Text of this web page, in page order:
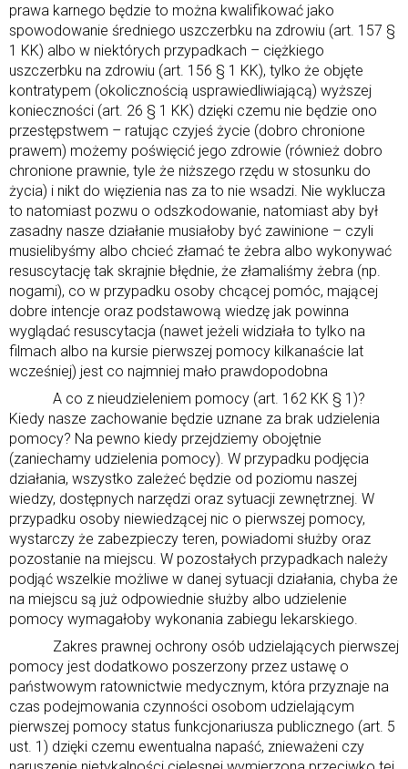
prawa karnego będzie to można kwalifikować jako
spowodowanie średniego uszczerbku na zdrowiu (art. 157 §
1 KK) albo w niektórych przypadkach – ciężkiego
uszczerbku na zdrowiu (art. 156 § 1 KK), tylko że objęte
kontratypem (okolicznością usprawiedliwiającą) wyższej
konieczności (art. 26 § 1 KK) dzięki czemu nie będzie ono
przestępstwem – ratując czyjeś życie (dobro chronione
prawem) możemy poświęcić jego zdrowie (również dobro
chronione prawnie, tyle że niższego rzędu w stosunku do
życia) i nikt do więzienia nas za to nie wsadzi. Nie wyklucza
to natomiast pozwu o odszkodowanie, natomiast aby był
zasadny nasze działanie musiałoby być zawinione – czyli
musielibyśmy albo chcieć złamać te żebra albo wykonywać
resuscytację tak skrajnie błędnie, że złamaliśmy żebra (np.
nogami), co w przypadku osoby chcącej pomóc, mającej
dobre intencje oraz podstawową wiedzę jak powinna
wyglądać resuscytacja (nawet jeżeli widziała to tylko na
filmach albo na kursie pierwszej pomocy kilkanaście lat
wcześniej) jest co najmniej mało prawdopodobna
A co z nieudzieleniem pomocy (art. 162 KK § 1)?
Kiedy nasze zachowanie będzie uznane za brak udzielenia
pomocy? Na pewno kiedy przejdziemy obojętnie
(zaniechamy udzielenia pomocy). W przypadku podjęcia
działania, wszystko zależeć będzie od poziomu naszej
wiedzy, dostępnych narzędzi oraz sytuacji zewnętrznej. W
przypadku osoby niewiedzącej nic o pierwszej pomocy,
wystarczy że zabezpieczy teren, powiadomi służby oraz
pozostanie na miejscu. W pozostałych przypadkach należy
podjąć wszelkie możliwe w danej sytuacji działania, chyba że
na miejscu są już odpowiednie służby albo udzielenie
pomocy wymagałoby wykonania zabiegu lekarskiego.
Zakres prawnej ochrony osób udzielających pierwszej
pomocy jest dodatkowo poszerzony przez ustawę o
państwowym ratownictwie medycznym, która przyznaje na
czas podejmowania czynności osobom udzielającym
pierwszej pomocy status funkcjonariusza publicznego (art. 5
ust. 1) dzięki czemu ewentualna napaść, znieważeni czy